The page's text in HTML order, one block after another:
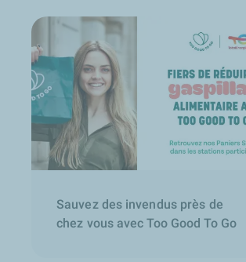
Sauvez des invendus près de
chez vous avec Too Good To Go